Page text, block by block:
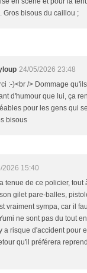
Gros bisous du caillou ;
24/05/2026 23:48
:-)<br /> Dommage
d'humour que lui, ça
pour les gens qui
bisous
2026 15:40
tenue de ce policier, tout
gilet pare-balles,
vraiment sympa, car il
ne sont pas du tout
a risque d'accident pour
qu'il préférera